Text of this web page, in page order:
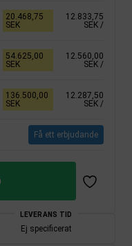
20.468,75
SEK
12.833,75
SEK /
54.625,00
SEK
12.560,00
SEK /
136.500,00
SEK
12.287,50
SEK /
Få ett erbjudande
LEVERANS TID
Ej specificerat